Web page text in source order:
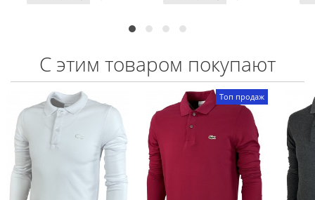
С этим товаром покупают
Топ продаж